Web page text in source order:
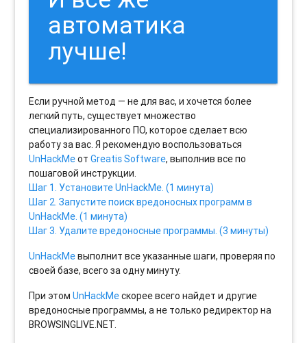
автоматика
лучше!
Если ручной метод — не для вас, и хочется более
легкий путь, существует множество
специализированного ПО, которое сделает всю
работу за вас. Я рекомендую воспользоваться
UnHackMeотGreatis Software, выполнив все по
пошаговой инструкции.
Шаг 1. Установите UnHackMe. (1 минута)
Шаг 2. Запустите поиск вредоносных программ в
UnHackMe. (1 минута)
Шаг 3. Удалите вредоносные программы. (3 минуты)
UnHackMeвыполнит все указанные шаги, проверяя по
своей базе, всего за одну минуту.
При этомUnHackMeскорее всего найдет и другие
вредоносные программы, а не только редиректор на
BROWSINGLIVE.NET.